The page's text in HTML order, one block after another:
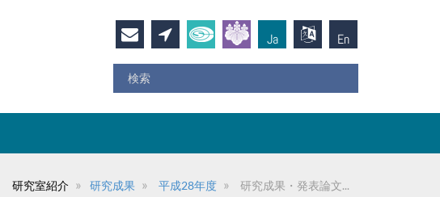
Ja En
研究室紹介 研究成果 平成28年度 研究成果・発表論文...